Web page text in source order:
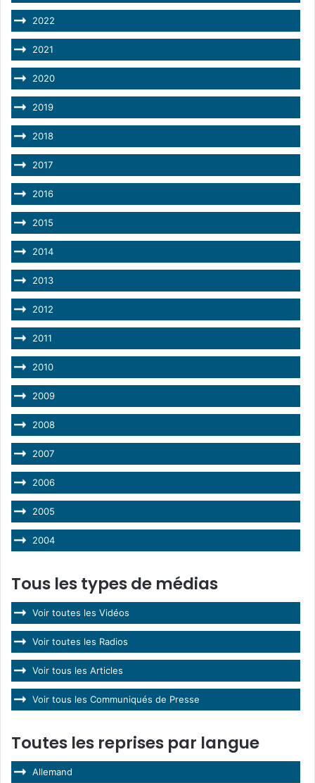
2022
2021
2020
2019
2018
2017
2016
2015
2014
2013
2012
2011
2010
2009
2008
2007
2006
2005
2004
Tous les types de médias
Voir toutes les Vidéos
Voir toutes les Radios
Voir tous les Articles
Voir tous les Communiqués de Presse
Toutes les reprises par langue
Allemand